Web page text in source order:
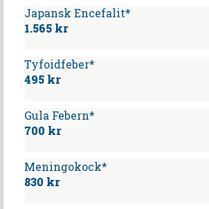
Japansk Encefalit*
1.565 kr
Tyfoidfeber*
495 kr
Gula Febern*
700 kr
Meningokock*
830 kr